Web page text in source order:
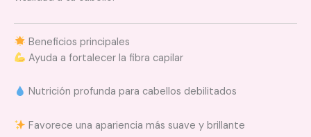
Beneficios principales
Ayuda a fortalecer la fibra capilar
Nutrición profunda para cabellos debilitados
Favorece una apariencia más suave y brillante